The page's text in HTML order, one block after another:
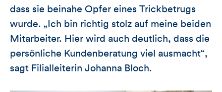
dass sie beinahe Opfer eines Trickbetrugs
wurde. „Ich bin richtig stolz auf meine beiden
Mitarbeiter. Hier wird auch deutlich, dass die
persönliche Kundenberatung viel ausmacht“,
sagt Filialleiterin Johanna Bloch.